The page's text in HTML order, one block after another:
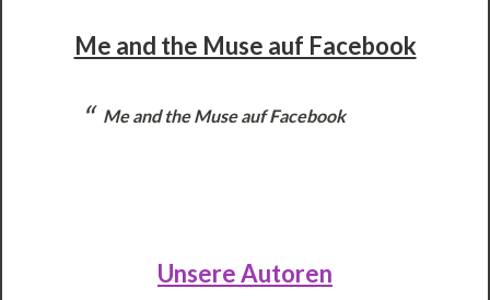
Me and the Muse auf Facebook
Me and the Muse auf Facebook
Unsere Autoren